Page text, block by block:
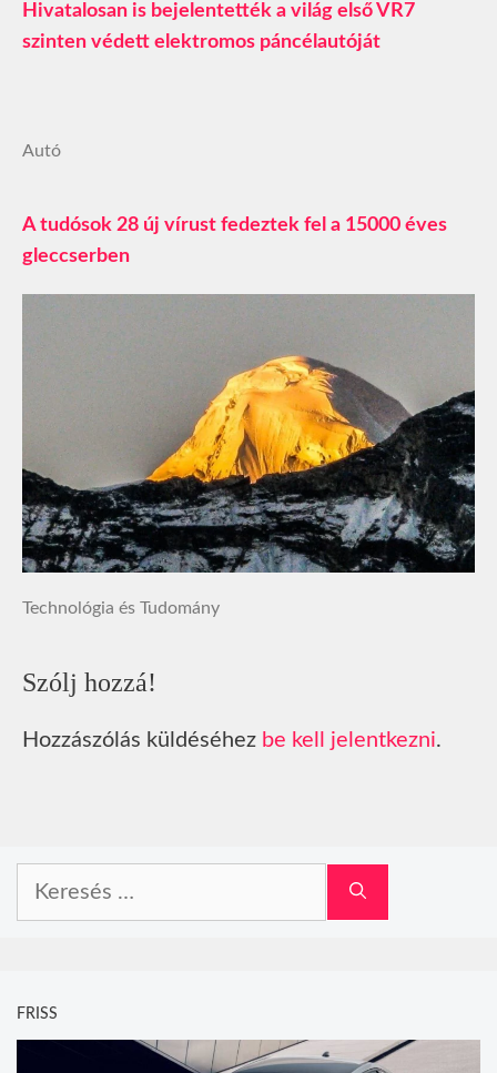
Hivatalosan is bejelentették a világ első VR7
szinten védett elektromos páncélautóját
Autó
A tudósok 28 új vírust fedeztek fel a 15000 éves
gleccserben
Technológia és Tudomány
Szólj hozzá!
Hozzászólás küldéséhez be kell jelentkezni.
FRISS